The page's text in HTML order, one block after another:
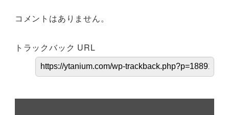
コメントはありません。
トラックバック URL